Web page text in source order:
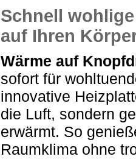
Schnell
auf Ihren
Wärme auf
sofort für
innovative
die Luft, sondern
erwärmt. So
Raumklima ohne